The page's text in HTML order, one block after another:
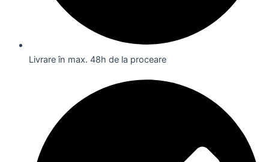
Livrare în max. 48h de la proceare